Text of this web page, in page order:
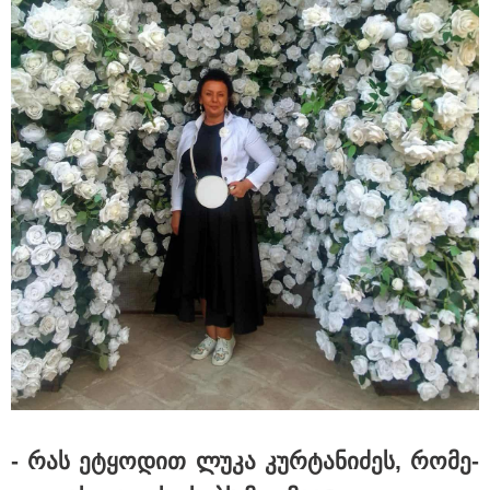
15:54 / 06-08-2026
"ბრალი არის აბურდული -
სამწუხაროა, რომ სრულიად
უდანაშაულო ბავშვის ცხოვრება
დაანგრიეს"- გიგა ავალიანის
საქმეზე დაკავებული ანასტასია
ბერუაშვილის ადვოკატი
კატეგორიის ყველა სიახლე
მკითხველის რჩევით
- რას ეტყო­დით ლუკა კურ­ტა­ნი­ძეს, რო­მე­